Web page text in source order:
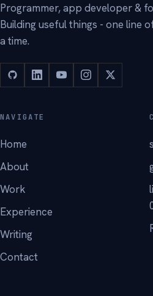
Programmer, app developer &
Building useful things - one line
a time.
NAVIGATE
Home
About
Work
Experience
Writing
Contact